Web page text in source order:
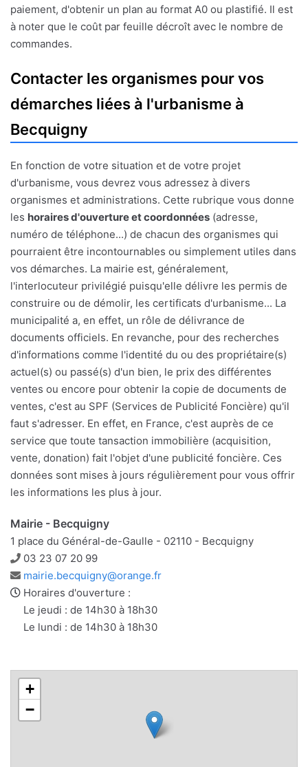
paiement, d'obtenir un plan au format A0 ou plastifié. Il est
à noter que le coût par feuille décroît avec le nombre de
commandes.
Contacter les organismes pour vos
démarches liées à l'urbanisme à
Becquigny
En fonction de votre situation et de votre projet
d'urbanisme, vous devrez vous adressez à divers
organismes et administrations. Cette rubrique vous donne
les horaires d'ouverture et coordonnées (adresse,
numéro de téléphone...) de chacun des organismes qui
pourraient être incontournables ou simplement utiles dans
vos démarches. La mairie est, généralement,
l'interlocuteur privilégié puisqu'elle délivre les permis de
construire ou de démolir, les certificats d'urbanisme... La
municipalité a, en effet, un rôle de délivrance de
documents officiels. En revanche, pour des recherches
d'informations comme l'identité du ou des propriétaire(s)
actuel(s) ou passé(s) d'un bien, le prix des différentes
ventes ou encore pour obtenir la copie de documents de
ventes, c'est au SPF (Services de Publicité Foncière) qu'il
faut s'adresser. En effet, en France, c'est auprès de ce
service que toute tansaction immobilière (acquisition,
vente, donation) fait l'objet d'une publicité foncière. Ces
données sont mises à jours régulièrement pour vous offrir
les informations les plus à jour.
Mairie - Becquigny
1 place du Général-de-Gaulle - 02110 - Becquigny
Téléphone
03 23 07 20 99
Adresse
e-
mail
mairie.becquigny@orange.fr
Horaires d'ouverture :
Le jeudi : de 14h30 à 18h30
Le lundi : de 14h30 à 18h30
+
−